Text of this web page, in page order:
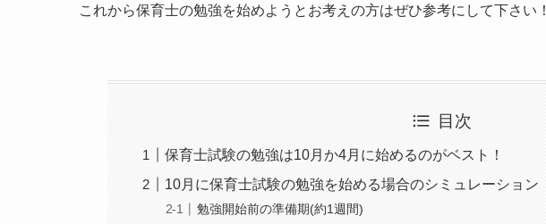
これから保育士の勉強を始めようとお考えの方はぜひ参考にして下さい！
目次
保育士試験の勉強は10月か4月に始めるのがベスト！
10月に保育士試験の勉強を始める場合のシミュレーション
勉強開始前の準備期(約1週間)